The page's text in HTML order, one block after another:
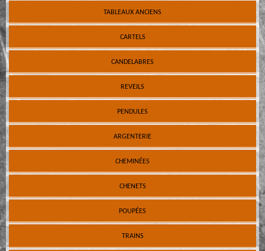
TABLEAUX ANCIENS
CARTELS
CANDELABRES
REVEILS
PENDULES
ARGENTERIE
CHEMINÉES
CHENETS
POUPÉES
TRAINS